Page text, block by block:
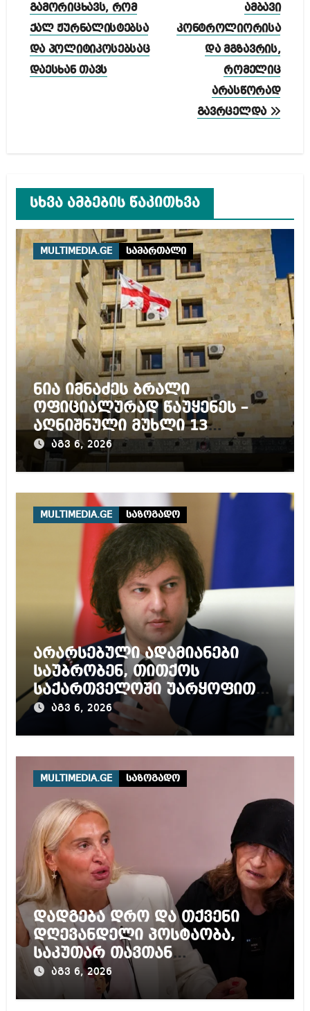
ნავიგაცია
გამორიცხავს, რომ
ქალ ჟურნალისტებსა
და პოლიტიკოსებსაც
დაესხან თავს
ამბავი
კონტროლიორისა
და მგზავრის,
რომელიც
არასწორად
გავრცელდა
სხვა ამბების წაკითხვა
MULTIMEDIA.GE სამართალი
ნია იმნაძეს ბრალი
ოფიციალურად წაუყენეს –
აღნიშნული მუხლი 13
წლამდე პატიმრობას
ითვალისწინებს
აგვ 6, 2026
MULTIMEDIA.GE საზოგადო
არარსებული ადამიანები
საუბრობენ, თითქოს
საქართველოში უარყოფითი
გარემოა შექმნილი რუსი
ტურისტებისთვის, ჩვენი კარი
აგვ 6, 2026
MULTIMEDIA.GE საზოგადო
დადგება დრო და თქვენი
დღევანდელი პოსტაობა,
საკუთარ თავთან
შეგარცხვენთ – ეკა კუპატაძე
ნანუკა ჟორჟოლიანს
აგვ 6, 2026